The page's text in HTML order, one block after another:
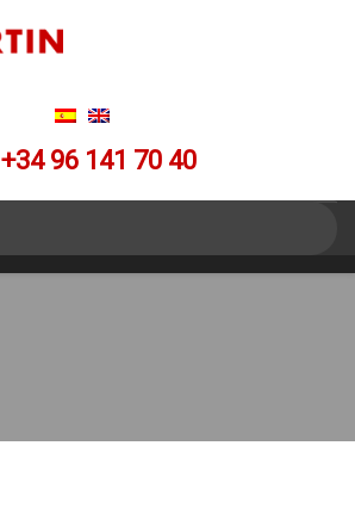
+34 96 141 70 40